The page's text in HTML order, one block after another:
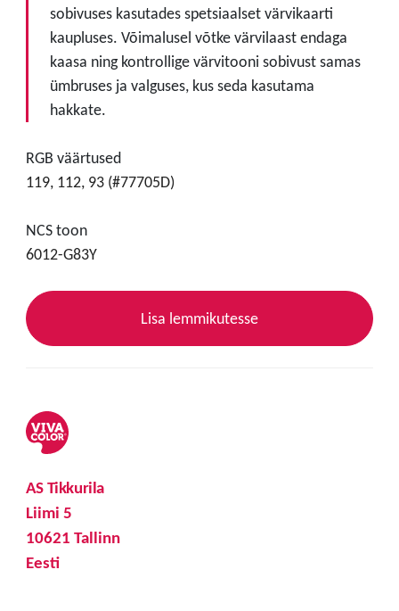
sobivuses kasutades spetsiaalset värvikaarti
kaupluses. Võimalusel võtke värvilaast endaga
kaasa ning kontrollige värvitooni sobivust samas
ümbruses ja valguses, kus seda kasutama
hakkate.
RGB väärtused
119, 112, 93 (#77705D)
NCS toon
6012-G83Y
Lisa lemmikutesse
AS Tikkurila
Liimi 5
10621 Tallinn
Eesti